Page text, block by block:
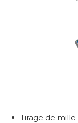
Tirage de